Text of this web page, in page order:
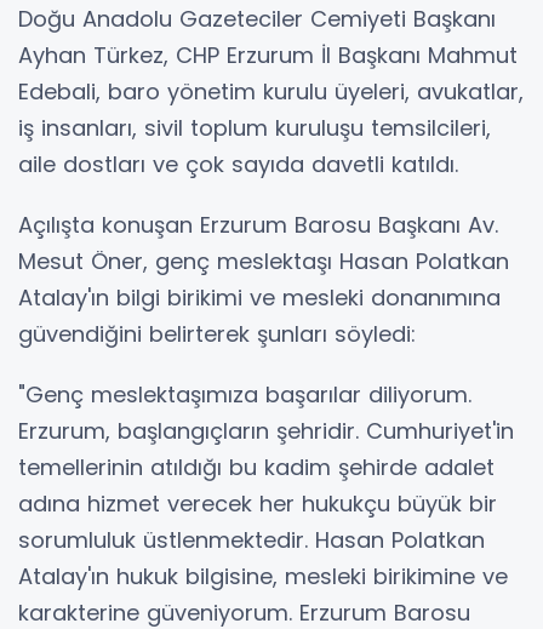
Doğu Anadolu Gazeteciler Cemiyeti Başkanı
Ayhan Türkez, CHP Erzurum İl Başkanı Mahmut
Edebali, baro yönetim kurulu üyeleri, avukatlar,
iş insanları, sivil toplum kuruluşu temsilcileri,
aile dostları ve çok sayıda davetli katıldı.
Açılışta konuşan Erzurum Barosu Başkanı Av.
Mesut Öner, genç meslektaşı Hasan Polatkan
Atalay'ın bilgi birikimi ve mesleki donanımına
güvendiğini belirterek şunları söyledi:
"Genç meslektaşımıza başarılar diliyorum.
Erzurum, başlangıçların şehridir. Cumhuriyet'in
temellerinin atıldığı bu kadim şehirde adalet
adına hizmet verecek her hukukçu büyük bir
sorumluluk üstlenmektedir. Hasan Polatkan
Atalay'ın hukuk bilgisine, mesleki birikimine ve
karakterine güveniyorum. Erzurum Barosu